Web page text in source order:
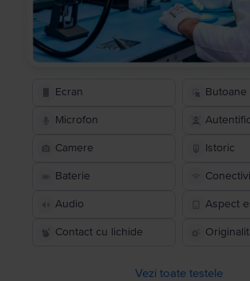
Ecran Butoane
Microfon
Camere Istoric
Baterie
Audio Aspect
Contact cu lichide
Vezi toate testele